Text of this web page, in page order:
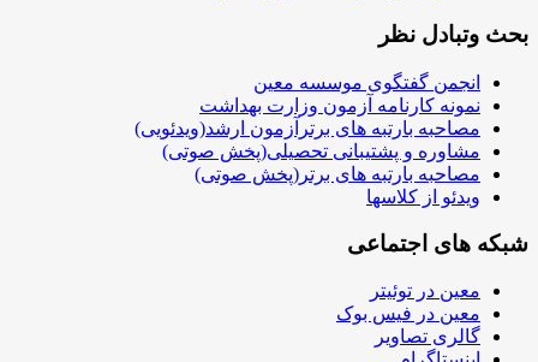
بحث وتبادل نظر
انجمن گفتگوی موسسه معین
نمونه کارنامه آزمون وزارت بهداشت
مصاحبه بارتبه های برترآزمون ارشد(ویدئویی)
مشاوره و پشتیبانی تحصیلی(پخش صوتی)
مصاحبه بارتبه های برتر(پخش صوتی)
ویدئو از کلاسها
شبکه های اجتماعی
معین در توئیتر
معین در فیس بوک
گالری تصاویر